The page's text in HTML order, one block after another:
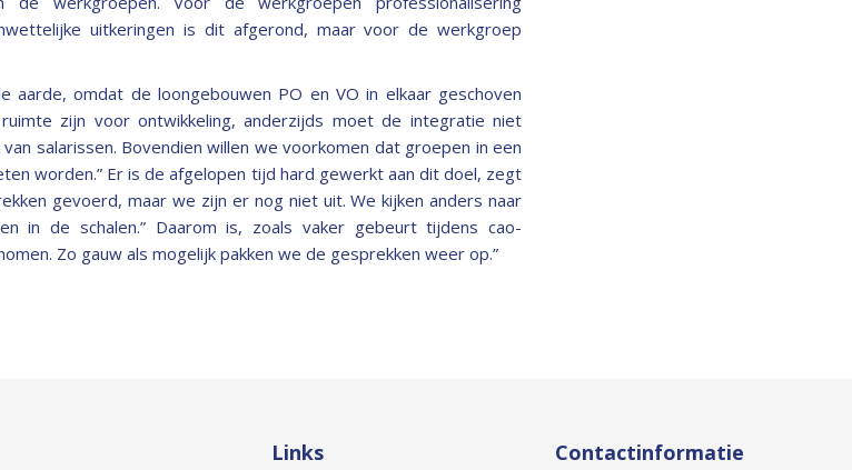
uitkeringen is dit afgerond, maar voor de werkgroep
omdat de loongebouwen PO en VO in elkaar geschoven
zijn voor ontwikkeling, anderzijds moet de integratie niet
salarissen. Bovendien willen we voorkomen dat groepen in een
worden.” Er is de afgelopen tijd hard gewerkt aan dit doel, zegt
gevoerd, maar we zijn er nog niet uit. We kijken anders naar
in de schalen.” Daarom is, zoals vaker gebeurt tijdens cao-
Zo gauw als mogelijk pakken we de gesprekken weer op.”
Links Contactinformatie